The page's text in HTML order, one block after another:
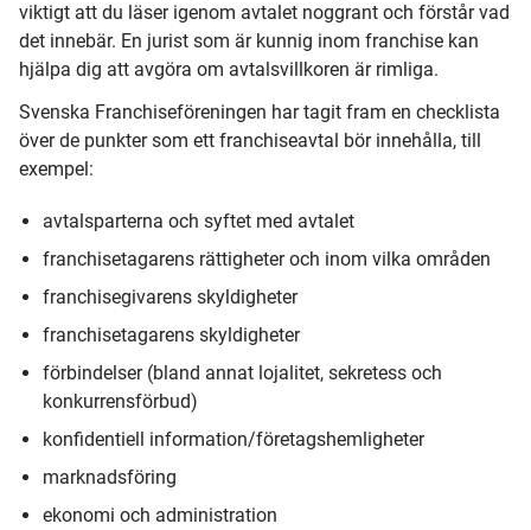
viktigt att du läser igenom avtalet noggrant och förstår vad
det innebär. En jurist som är kunnig inom franchise kan
hjälpa dig att avgöra om avtalsvillkoren är rimliga.
Svenska Franchiseföreningen har tagit fram en checklista
över de punkter som ett franchiseavtal bör innehålla, till
exempel:
avtalsparterna och syftet med avtalet
franchisetagarens rättigheter och inom vilka områden
franchisegivarens skyldigheter
franchisetagarens skyldigheter
förbindelser (bland annat lojalitet, sekretess och
konkurrensförbud)
konfidentiell information/företagshemligheter
marknadsföring
ekonomi och administration